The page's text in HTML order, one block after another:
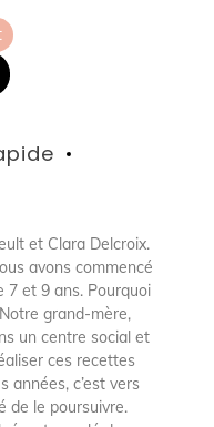
et Clara Delcroix.
avons commencé
7 et 9 ans. Pourquoi
grand-mère,
un centre social et
ces recettes
années, c’est vers
de le poursuivre.